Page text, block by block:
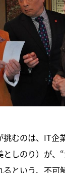
挑むのは、IT企
しのり）が、
という、不可